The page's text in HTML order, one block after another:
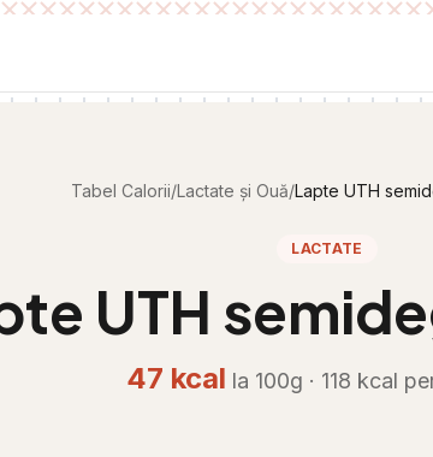
Tabel Calorii/Lactate și Ouă/Lapte UTH
LACTATE
UTH
47 kcal la 100g · 118 kcal